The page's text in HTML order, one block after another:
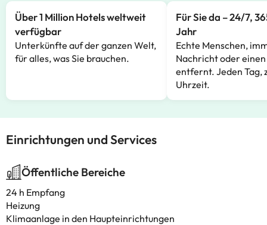
Über 1 Million Hotels weltweit
verfügbar
Unterkünfte auf der ganzen Welt,
für alles, was Sie brauchen.
Für Sie da – 24/7,
Jahr
Echte Menschen,
Nachricht oder
entfernt. Jeden Tag,
Uhrzeit.
Einrichtungen und Services
Öffentliche Bereiche
24 h Empfang
Heizung
Klimaanlage in den Haupteinrichtungen